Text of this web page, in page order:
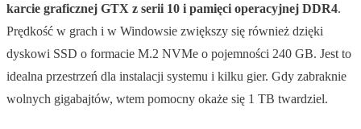
karcie graficznej GTX z serii 10 i pamięci operacyjnej DDR4.
Prędkość w grach i w Windowsie zwiększy się również dzięki
dyskowi SSD o formacie M.2 NVMe o pojemności 240 GB. Jest to
idealna przestrzeń dla instalacji systemu i kilku gier. Gdy zabraknie
wolnych gigabajtów, wtem pomocny okaże się 1 TB twardziel.